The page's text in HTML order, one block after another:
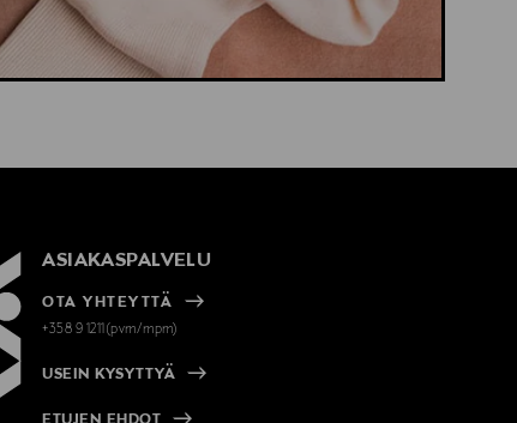
ASIAKASPALVELU
OTA YHTEYTTÄ
+358 9 1211(pvm/mpm)
USEIN KYSYTTYÄ